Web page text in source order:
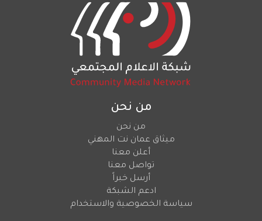
من نحن
من نحن
ميثاق عمان نت المهني
أعلن معنا
تواصل معنا
أرسل خبراً
ادعم الشبكة
سياسة الخصوصية والاستخدام